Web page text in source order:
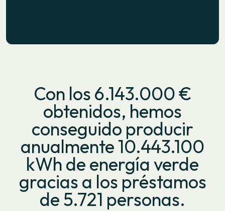
Con los 6.143.000 €
obtenidos, hemos
conseguido producir
anualmente 10.443.100
kWh de energía verde
gracias a los préstamos
de 5.721 personas.